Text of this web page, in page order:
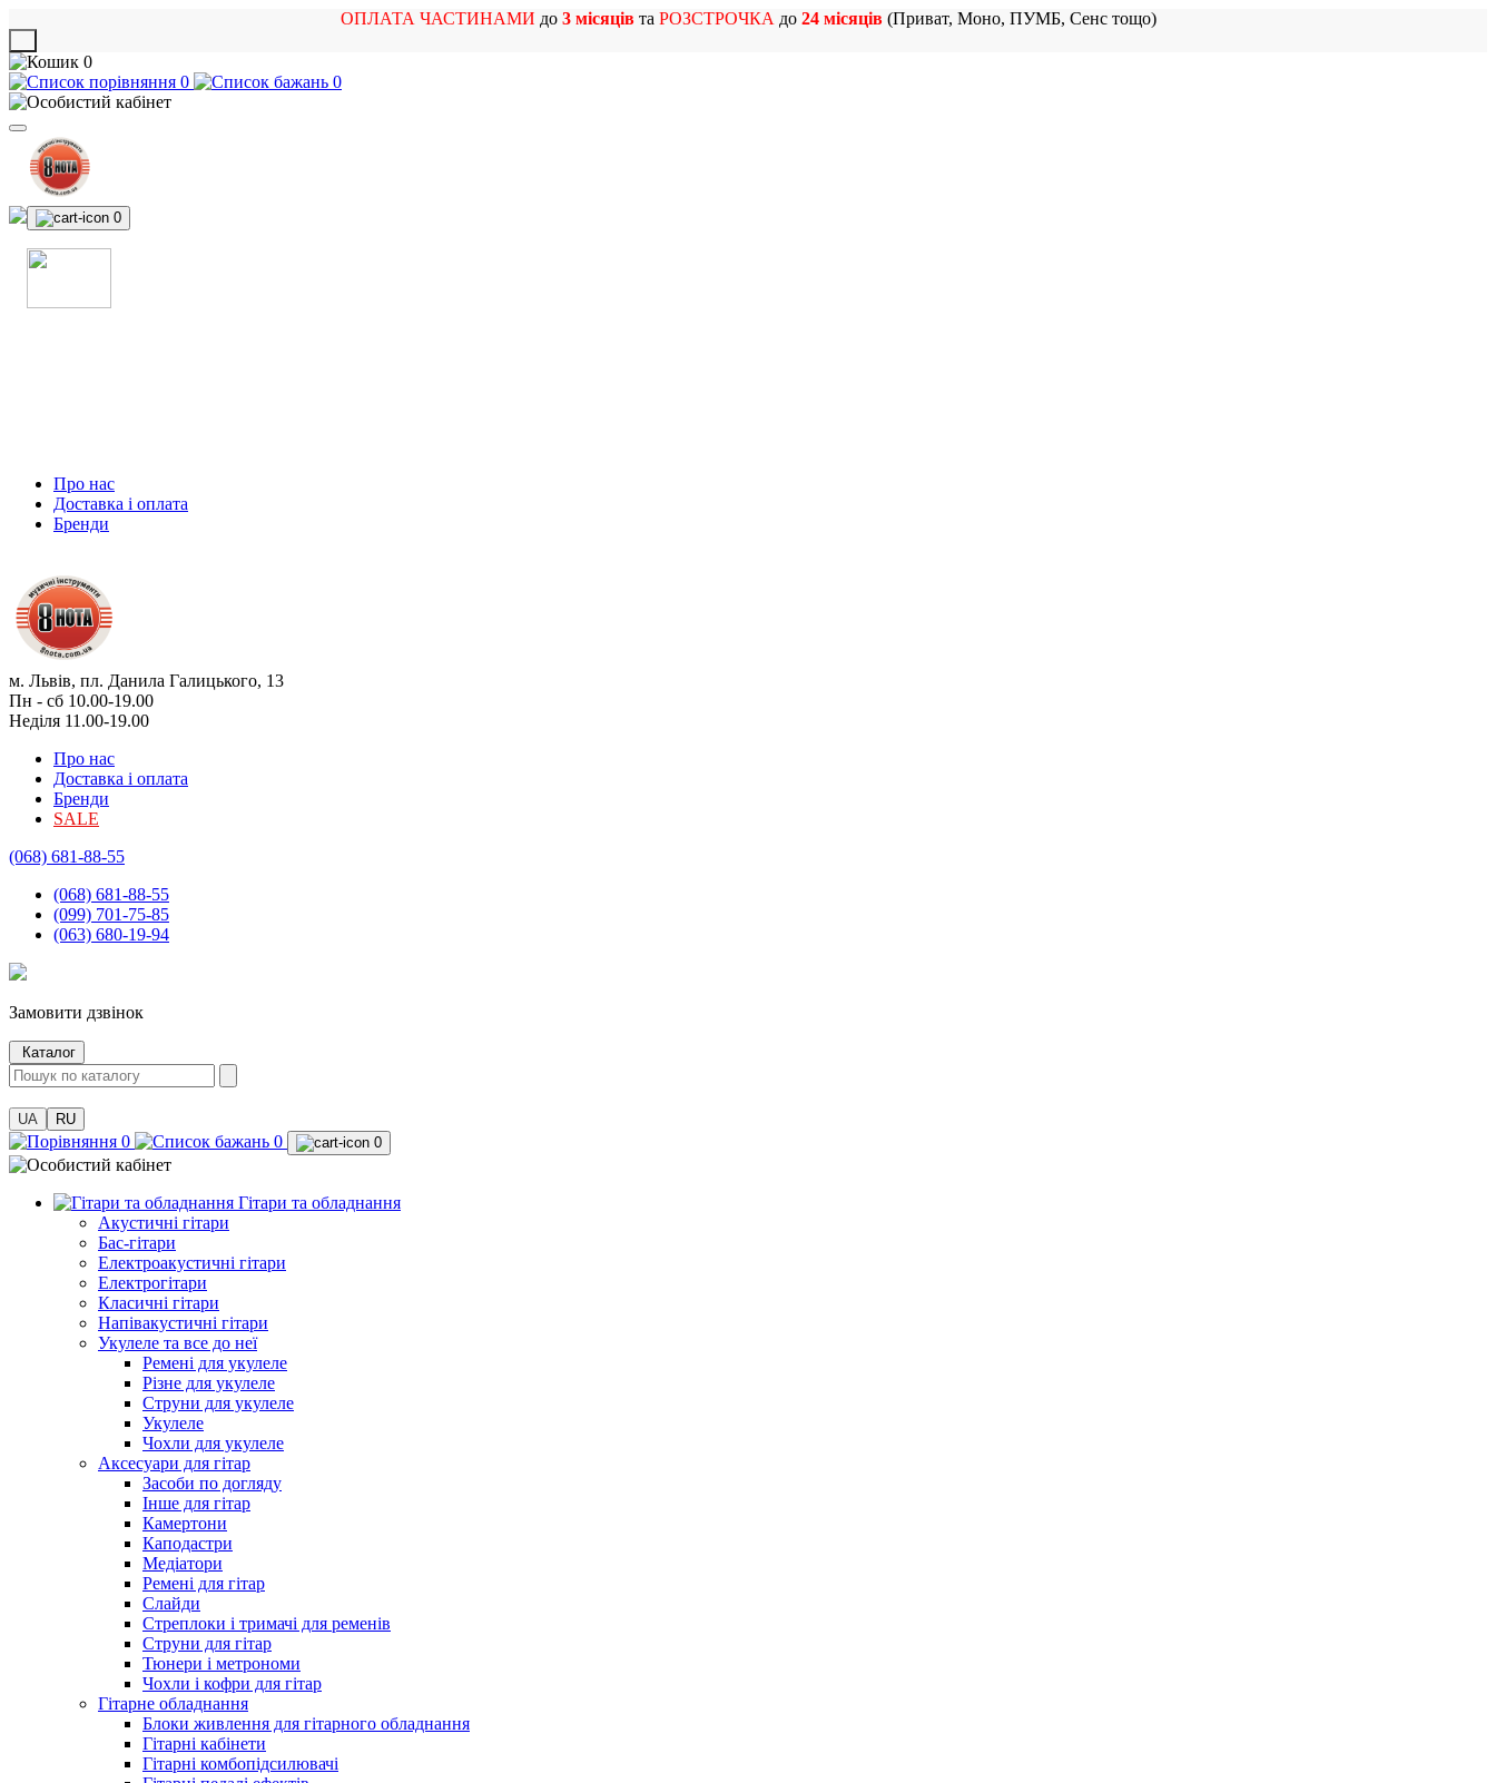
ОПЛАТА ЧАСТИНАМИ до 3 місяцівта РОЗСТРОЧКА до 24 місяців(Приват, Моно, ПУМБ, Сенс тощо)
0
0
0
0
Про нас
Доставка і оплата
Бренди
м. Львів, пл. Данила Галицького, 13
Пн - сб 10.00-19.00
Неділя 11.00-19.00
Про нас
Доставка і оплата
Бренди
SALE
(068) 681-88-55
(068) 681-88-55
(099) 701-75-85
(063) 680-19-94
Замовити дзвінок
Каталог
UA RU
0 0 0
Гітари та обладнання
Акустичні гітари
Бас-гітари
Електроакустичні гітари
Електрогітари
Класичні гітари
Напівакустичні гітари
Укулеле та все до неї
Ремені для укулеле
Різне для укулеле
Струни для укулеле
Укулеле
Чохли для укулеле
Аксесуари для гітар
Засоби по догляду
Інше для гітар
Камертони
Каподастри
Медіатори
Ремені для гітар
Слайди
Стреплоки і тримачі для ременів
Струни для гітар
Тюнери і метрономи
Чохли і кофри для гітар
Гітарне обладнання
Блоки живлення для гітарного обладнання
Гітарні кабінети
Гітарні комбопідсилювачі